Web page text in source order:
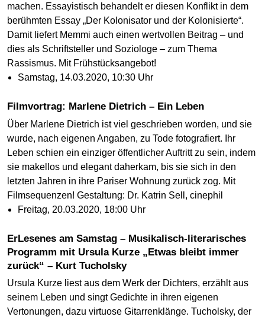
machen. Essayistisch behandelt er diesen Konflikt in dem
berühmten Essay „Der Kolonisator und der Kolonisierte“.
Damit liefert Memmi auch einen wertvollen Beitrag – und
dies als Schriftsteller und Soziologe – zum Thema
Rassismus. Mit Frühstücksangebot!
Samstag, 14.03.2020, 10:30 Uhr
Filmvortrag: Marlene Dietrich – Ein Leben
Über Marlene Dietrich ist viel geschrieben worden, und sie
wurde, nach eigenen Angaben, zu Tode fotografiert. Ihr
Leben schien ein einziger öffentlicher Auftritt zu sein, indem
sie makellos und elegant daherkam, bis sie sich in den
letzten Jahren in ihre Pariser Wohnung zurück zog. Mit
Filmsequenzen! Gestaltung: Dr. Katrin Sell, cinephil
Freitag, 20.03.2020, 18:00 Uhr
ErLesenes am Samstag – Musikalisch-literarisches
Programm mit Ursula Kurze „Etwas bleibt immer
zurück“ – Kurt Tucholsky
Ursula Kurze liest aus dem Werk der Dichters, erzählt aus
seinem Leben und singt Gedichte in ihren eigenen
Vertonungen, dazu virtuose Gitarrenklänge. Tucholsky, der